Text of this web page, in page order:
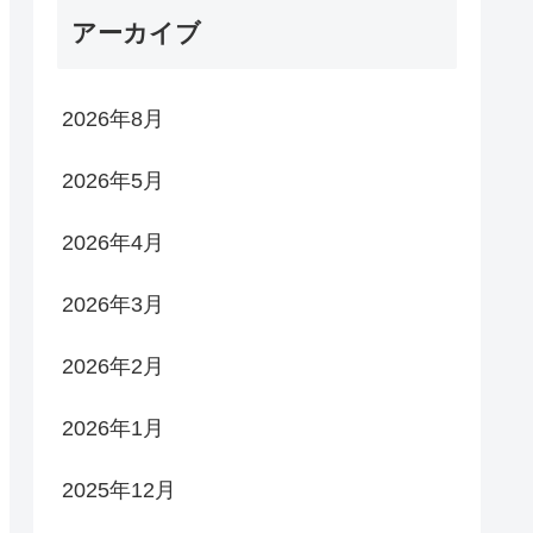
アーカイブ
2026年8月
2026年5月
2026年4月
2026年3月
2026年2月
2026年1月
2025年12月